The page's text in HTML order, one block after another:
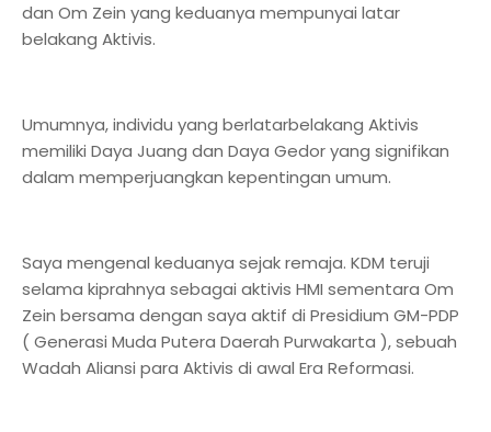
dan Om Zein yang keduanya mempunyai latar
belakang Aktivis.
Umumnya, individu yang berlatarbelakang Aktivis
memiliki Daya Juang dan Daya Gedor yang signifikan
dalam memperjuangkan kepentingan umum.
Saya mengenal keduanya sejak remaja. KDM teruji
selama kiprahnya sebagai aktivis HMI sementara Om
Zein bersama dengan saya aktif di Presidium GM-PDP
( Generasi Muda Putera Daerah Purwakarta ), sebuah
Wadah Aliansi para Aktivis di awal Era Reformasi.